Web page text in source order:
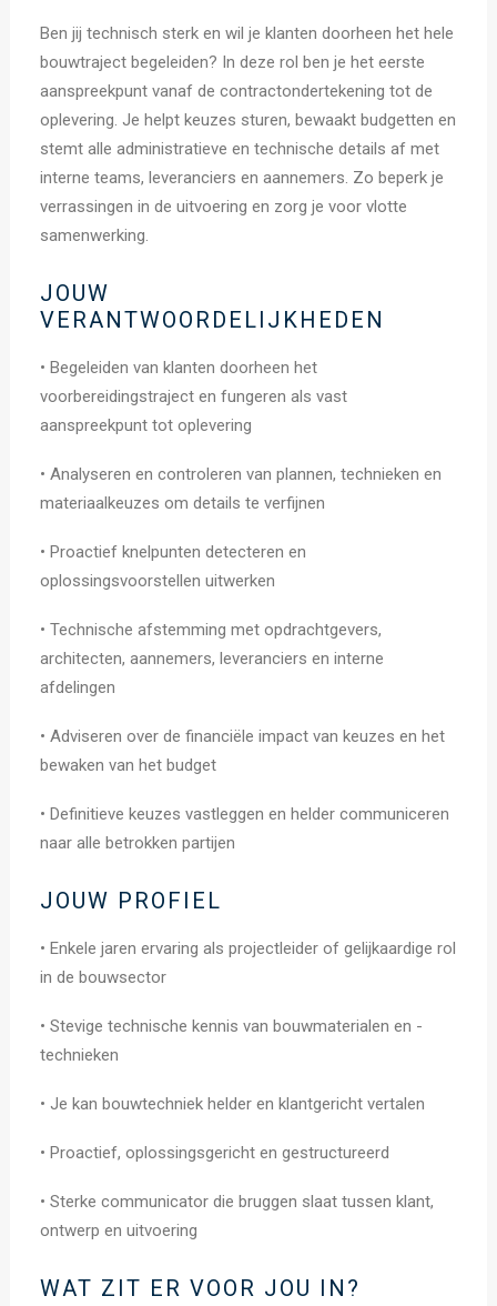
Ben jij technisch sterk en wil je klanten doorheen het hele
bouwtraject begeleiden? In deze rol ben je het eerste
aanspreekpunt vanaf de contractondertekening tot de
oplevering. Je helpt keuzes sturen, bewaakt budgetten en
stemt alle administratieve en technische details af met
interne teams, leveranciers en aannemers. Zo beperk je
verrassingen in de uitvoering en zorg je voor vlotte
samenwerking.
JOUW
VERANTWOORDELIJKHEDEN
• Begeleiden van klanten doorheen het
voorbereidingstraject en fungeren als vast
aanspreekpunt tot oplevering
• Analyseren en controleren van plannen, technieken en
materiaalkeuzes om details te verfijnen
• Proactief knelpunten detecteren en
oplossingsvoorstellen uitwerken
• Technische afstemming met opdrachtgevers,
architecten, aannemers, leveranciers en interne
afdelingen
• Adviseren over de financiële impact van keuzes en het
bewaken van het budget
• Definitieve keuzes vastleggen en helder communiceren
naar alle betrokken partijen
JOUW PROFIEL
• Enkele jaren ervaring als projectleider of gelijkaardige rol
in de bouwsector
• Stevige technische kennis van bouwmaterialen en -
technieken
• Je kan bouwtechniek helder en klantgericht vertalen
• Proactief, oplossingsgericht en gestructureerd
• Sterke communicator die bruggen slaat tussen klant,
ontwerp en uitvoering
WAT ZIT ER VOOR JOU IN?